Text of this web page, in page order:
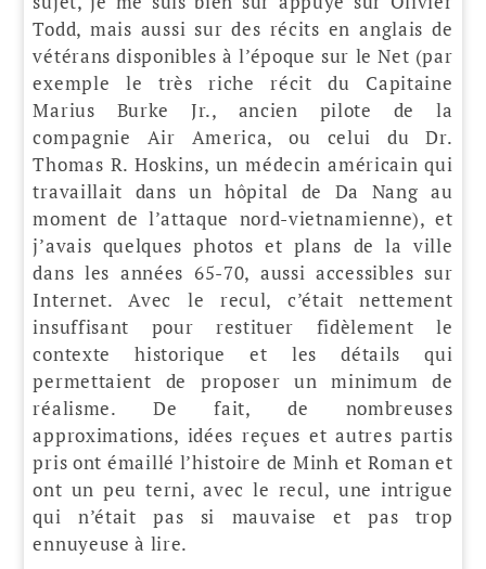
Todd, mais aussi sur des récits en anglais de
vétérans disponibles à l’époque sur le Net (par
exemple le très riche récit du Capitaine
Marius Burke Jr., ancien pilote de la
compagnie Air America, ou celui du Dr.
Thomas R. Hoskins, un médecin américain qui
travaillait dans un hôpital de Da Nang au
moment de l’attaque nord-vietnamienne), et
j’avais quelques photos et plans de la ville
dans les années 65-70, aussi accessibles sur
Internet. Avec le recul, c’était nettement
insuffisant pour restituer fidèlement le
contexte historique et les détails qui
permettaient de proposer un minimum de
réalisme. De fait, de nombreuses
approximations, idées reçues et autres partis
pris ont émaillé l’histoire de Minh et Roman et
ont un peu terni, avec le recul, une intrigue
qui n’était pas si mauvaise et pas trop
ennuyeuse à lire.